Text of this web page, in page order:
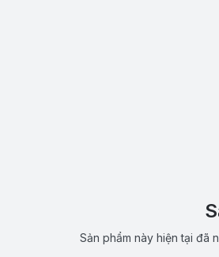
Sản phẩm này hiện tại đã